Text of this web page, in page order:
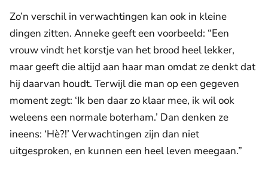
Zo’n verschil in verwachtingen kan ook in kleine
dingen zitten. Anneke geeft een voorbeeld: “Een
vrouw vindt het korstje van het brood heel lekker,
maar geeft die altijd aan haar man omdat ze denkt dat
hij daarvan houdt. Terwijl die man op een gegeven
moment zegt: ‘Ik ben daar zo klaar mee, ik wil ook
weleens een normale boterham.’ Dan denken ze
ineens: ‘Hè?!’ Verwachtingen zijn dan niet
uitgesproken, en kunnen een heel leven meegaan.”